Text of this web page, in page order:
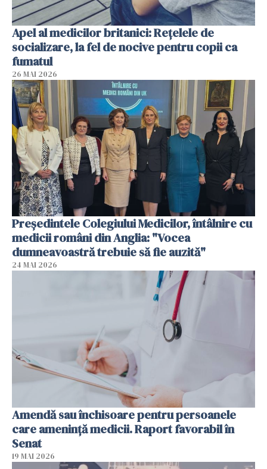
Apel al medicilor britanici: Reţelele de
socializare, la fel de nocive pentru copii ca
fumatul
26 MAI 2026
Președintele Colegiului Medicilor, întâlnire cu
medicii români din Anglia: "Vocea
dumneavoastră trebuie să fie auzită"
24 MAI 2026
Amendă sau închisoare pentru persoanele
care ameninţă medicii. Raport favorabil în
Senat
19 MAI 2026